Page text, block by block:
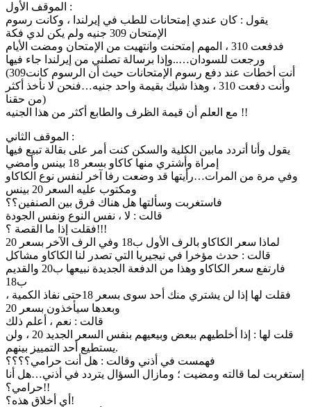
الموقف الأول :
يقول : كان عندي إمتحانات للطب في إيرلندا ، وكانت رسوم
الإمتحان 309 جنيه ولم يكن لدي فكة
فدفعت 310 ، المهم إمتحنت وانتهيت من الإمتحان ومضت الأيام
ورجعت للسودان…..وإذا برسالة تصلني من إيرلندا جاء فيها
(أنت أخطات عند دفع رسوم الإمتحانات حيث أن الرسوم كانت309
وأنت دفعت 310 ، وهذا شيك بقيمة واحد جنيه…فنحن لا نأخذ أكثر
من حقنا)
مع العلم أن قيمة الظرف والطابع أكثر من هذا الجنيه !!
الموقف الثاني :
يقول وأنا أتردد مابين الكلية والسكن كنت أمر على بقالة تبيع فيها
إمراة وأشتري منها كاكاو بسعر 18 بينس وأمضي
وفي مرة من المرات…رأيتها قد وضعت رفا آخر لنفس نوع الكاكاو
ومكتوب عليه السعر 20 بينس
فاستغربت وسألتها هل هناك فرق بين الصنفين؟؟
قالت : لا ، نفس النوع ونفس الجودة
فقلت إذا ما القصة ؟!!!
لماذا سعر الكاكاو بالرف الأول ب18 وفي الرف الآخر بسعر 20
قالت : حدث مؤخرا في نيجيريا التي تصدر لنا الكاكاو مشاكل
فارتفع سعر الكاكاو وهذا من الدفعة الجديدة نبيعها ب20 والقديم
ب18
فقلت لها إذا لن يشتري منك أحد سوى بسعر 18حتى نفاذ الكمية ،
وبعدها سيأخذون بسعر 20
قالت : نعم ، أعلم ذلك
قلت لها : إذا أخلطيهم ببعض وبيعيهم بنفس السعر الجديد 20 ، ولن
يستطيع أحد التمييز بينهم.
فهمست في أذني وقالت : هل أنت حرامي؟؟؟؟
إستغربت لما قالته ومضيت ؛ ومازال السؤال يتردد في أذني…هل أنا
حرامي؟!!
أي أخلاق هذه؟!